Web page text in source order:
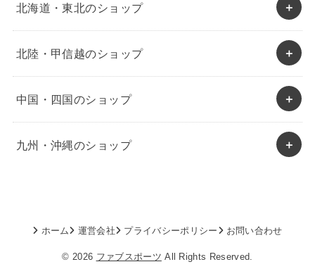
北海道・東北のショップ
北陸・甲信越のショップ
中国・四国のショップ
九州・沖縄のショップ
ホーム 運営会社 プライバシーポリシー お問い合わせ
© 2026 ファブスポーツ All Rights Reserved.